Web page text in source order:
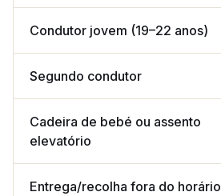
Condutor jovem (19–22 anos)
Segundo condutor
Cadeira de bebé ou assento
elevatório
Entrega/recolha fora do horário